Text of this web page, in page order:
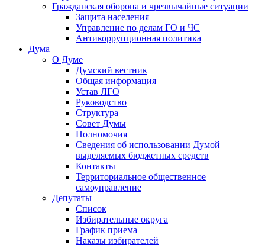
Гражданская оборона и чрезвычайные ситуации
Защита населения
Управление по делам ГО и ЧС
Антикоррупционная политика
Дума
О Думе
Думский вестник
Общая информация
Устав ЛГО
Руководство
Структура
Совет Думы
Полномочия
Сведения об использовании Думой
выделяемых бюджетных средств
Контакты
Территориальное общественное
самоуправление
Депутаты
Список
Избирательные округа
График приема
Наказы избирателей